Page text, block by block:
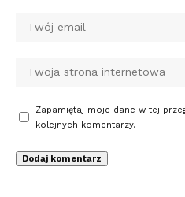
Zapamiętaj moje dane w tej
kolejnych komentarzy.